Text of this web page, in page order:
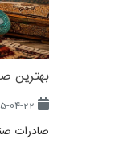
بهترین
04-22
صادرات